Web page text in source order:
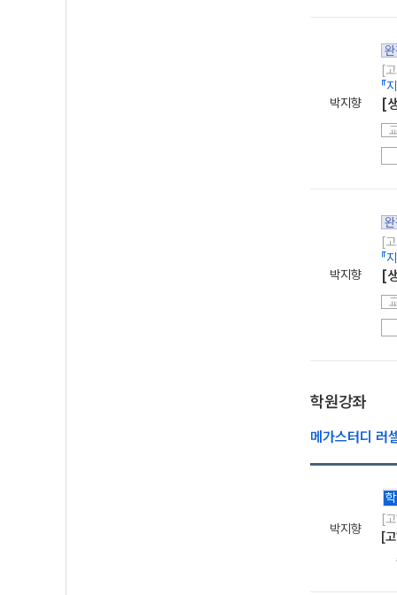
박지향
[
『
[
박지향
[
『
[
학원강좌
메가스터디 러
박지향
학
[
[